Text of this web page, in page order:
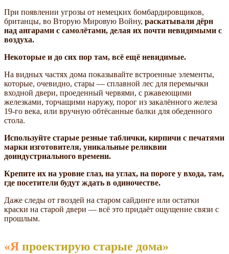
При появлении угрозы от немецких бомбардировщиков,
британцы, во Вторую Мировую Войну, раскатывали дёрн
над ангарами с самолётами, делая их почти невидимыми c
воздуха.
Некоторые и до сих пор там, всё ещё невидимые.
На видных частях дома показывайте встроенные элементы,
которые, очевидно, стары — сплавной лес для перемычки
входной двери, проеденный червями, с ржавеющими
железками, торчащими наружу, порог из закалённого железа
19-го века, или вручную обтёсанные балки для обеденного
стола.
Используйте старые резные таблички, кирпичи с печатями
марки изготовителя, уникальные реликвии
доиндустриального времени.
Крепите их на уровне глаз, на углах, на пороге у входа, там,
где посетители будут ждать в одиночестве.
Даже следы от гвоздей на старом сайдинге или остатки
краски на старой двери — всё это придаёт ощущение связи с
прошлым.
«Я проектирую старые дома»